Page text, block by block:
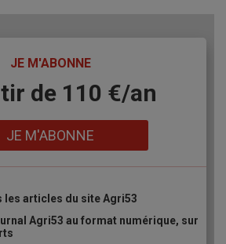
JE M'ABONNE
de 110 €/an
JE M'ABONNE
les articles du site Agri53
Agri53 au format numérique, sur